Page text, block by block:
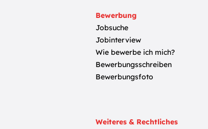
Bewerbung
Jobsuche
Jobinterview
Wie bewerbe ich mich?
Bewerbungsschreiben
Bewerbungsfoto
Weiteres & Rechtliches